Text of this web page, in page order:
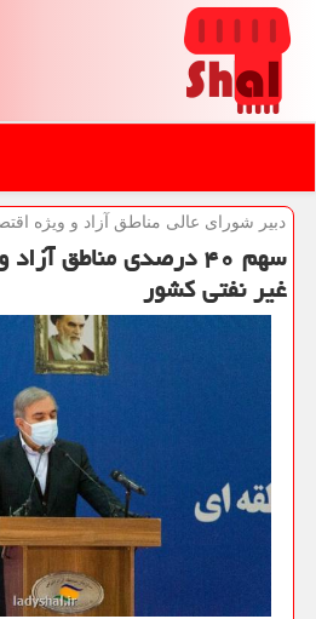
دبیر شورای عالی مناطق آزاد و ویژه
سهم ۴۰ درصدی مناطق
غیر نفتی كشور